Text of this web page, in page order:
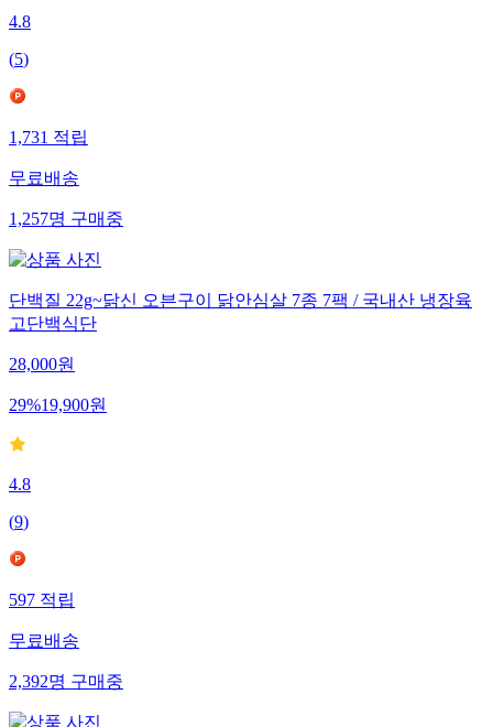
4.8
(5)
1,731적립
무료배송
1,257명구매중
단백질 22g~닭신 오븐구이 닭안심살 7종 7팩 / 국내산 냉장육
고단백식단
28,000원
29%19,900원
4.8
(9)
597적립
무료배송
2,392명구매중